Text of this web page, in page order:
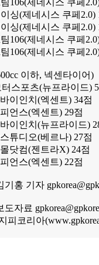
106(제네시스 쿠페
싱(제네시스 쿠페2.0)
싱(제네시스 쿠페2.0)
106(제네시스 쿠페
106(제네시스 쿠페
이하, 넥센타이어)
스포츠(뉴프라이드)
이인치(엑센트) 34점
언스(엑센트) 29점
이인치(뉴프라이드)
튜디오(베르나) 27점
닷컴(젠트라X) 24점
언스(엑센트) 22점
홍 기자
자료
피코리아